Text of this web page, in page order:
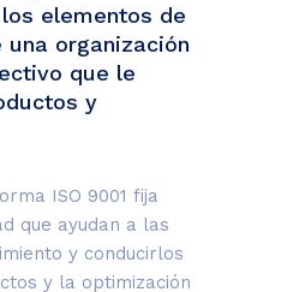
elementos de
organización
que le
y
ISO 9001 fija
que ayudan a las
y conducirlos
y la optimización